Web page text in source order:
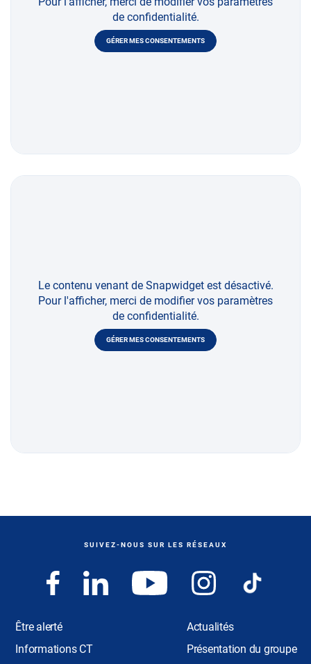
de confidentialité.
GÉRER MES CONSENTEMENTS
Le contenu venant de Snapwidget est désactivé.
Pour l'afficher, merci de modifier vos paramètres
de confidentialité.
GÉRER MES CONSENTEMENTS
SUIVEZ-NOUS SUR LES RÉSEAUX
Être alerté
Informations CT
Actualités
Présentation du groupe